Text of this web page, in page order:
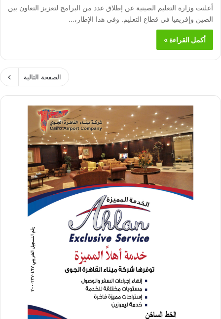
أعلنت وزارة التعليم الصينية عن إطلاق عدد من البرامج لتعزيز التعاون بين
الصين وإفريقيا في قطاع التعليم. وفي هذا الإطار،…
أكمل القراءة »
الصفحة التالية